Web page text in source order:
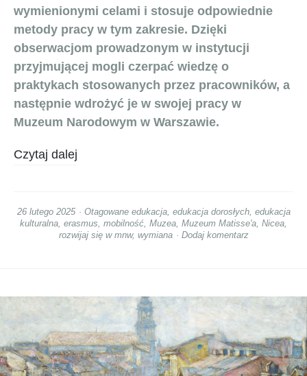
wymienionymi celami i stosuje odpowiednie
metody pracy w tym zakresie. Dzięki
obserwacjom prowadzonym w instytucji
przyjmującej mogli czerpać wiedzę o
praktykach stosowanych przez pracowników, a
następnie wdrożyć je w swojej pracy w
Muzeum Narodowym w Warszawie.
Czytaj dalej
26 lutego 2025 Otagowane edukacja, edukacja dorosłych, edukacja
kulturalna erasmus mobilność Muzea Muzeum Matisse'a Nicea
rozwijaj się w mnw, wymiana Dodaj komentarz